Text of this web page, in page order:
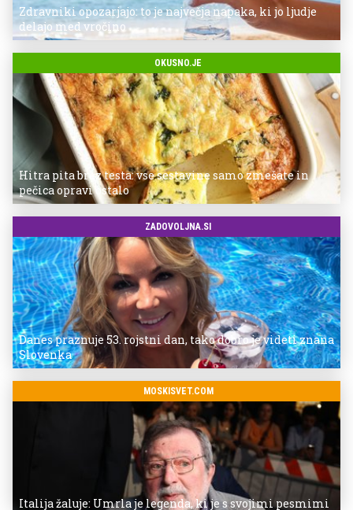
Zdravniki opozarjajo: to je največja napaka, ki jo ljudje
delajo med vročino
OKUSNO.JE
Hitra pita brez testa: vse sestavine samo zmešate in
pečica opravi ostalo
ZADOVOLJNA.SI
Danes praznuje 53. rojstni dan, tako dobro je videti znana
Slovenka
MOSKISVET.COM
Italija žaluje: Umrla je legenda, ki je s svojimi pesmimi